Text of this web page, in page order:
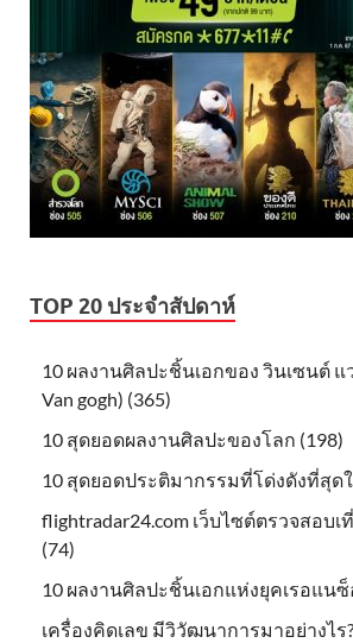
TOP 20 ประจำสัปดาห์
10 ผลงานศิลปะชิ้นเอกของ วินเซนต์ แ
Van gogh) (365)
10 สุดยอดผลงานศิลปะของโลก (198)
10 สุดยอดประติมากรรมที่โด่งดังที่สุด
flightradar24.com เว็บไซต์ตรวจสอบ
(74)
10 ผลงานศิลปะชิ้นเอกแห่งยุคเรอแนซ็
เครื่องคิดเลข มีวิวัฒนาการมาอย่างไร